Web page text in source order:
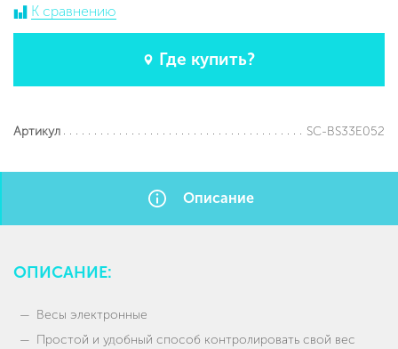
К сравнению
Где купить?
Артикул SC-BS33E052
Описание
ОПИСАНИЕ:
Весы электронные
Простой и удобный способ контролировать свой вес